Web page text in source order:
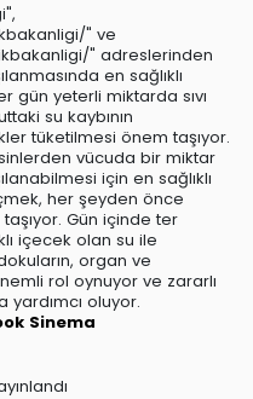
" ve
" adreslerinden
en sağlıklı
gün yeterli miktarda sıvı
su kaybının
tüketilmesi önem taşıyor.
vücuda bir miktar
için en sağlıklı
her şeyden önce
Gün içinde ter
içecek olan su ile
organ ve
rol oynuyor ve zararlı
yardımcı oluyor.
Sinema